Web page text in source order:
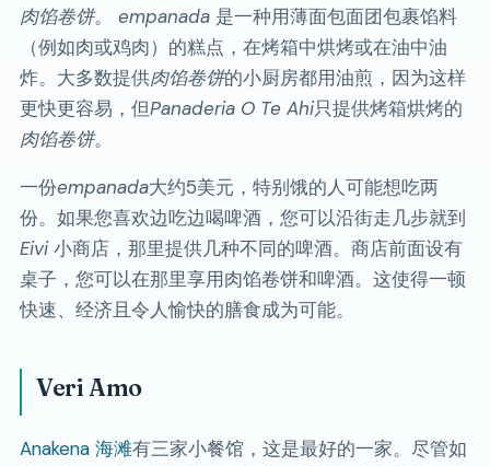
肉馅卷饼。 empanada是一种用薄面包面团包裹馅料
（例如肉或鸡肉）的糕点，在烤箱中烘烤或在油中油
炸。大多数提供肉馅卷饼的小厨房都用油煎，因为这样
更快更容易，但Panaderia O Te Ahi只提供烤箱烘烤的
肉馅卷饼。
一份empanada大约5美元，特别饿的人可能想吃两
份。如果您喜欢边吃边喝啤酒，您可以沿街走几步就到
Eivi小商店，那里提供几种不同的啤酒。商店前面设有
桌子，您可以在那里享用肉馅卷饼和啤酒。这使得一顿
快速、经济且令人愉快的膳食成为可能。
Veri Amo
Anakena 海滩有三家小餐馆，这是最好的一家。尽管如